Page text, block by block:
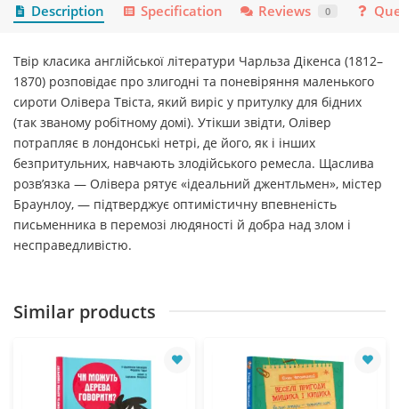
Description Specification Reviews 0
Твір класика англійської літератури Чарльза Дікенса (1812–
1870) розповідає про злигодні та поневіряння маленького
сироти Олівера Твіста, який виріс у притулку для бідних
(так званому робітному домі). Утікши звідти, Олівер
потрапляє в лондонські нетрі, де його, як і інших
безпритульних, навчають злодійського ремесла. Щаслива
розв’язка — Олівера рятує «ідеальний джентльмен», містер
Браунлоу, — підтверджує оптимістичну впевненість
письменника в перемозі людяності й добра над злом і
несправедливістю.
Similar products